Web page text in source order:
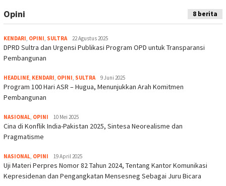
Opini 8 berita
KENDARI, OPINI, SULTRA 22 Agustus 2025
DPRD Sultra dan Urgensi Publikasi Program OPD untuk Transparansi
Pembangunan
HEADLINE, KENDARI, OPINI, SULTRA 9 Juni 2025
Program 100 Hari ASR – Hugua, Menunjukkan Arah Komitmen
Pembangunan
NASIONAL, OPINI 10 Mei 2025
Cina di Konflik India-Pakistan 2025, Sintesa Neorealisme dan
Pragmatisme
NASIONAL, OPINI 19 April 2025
Uji Materi Perpres Nomor 82 Tahun 2024, Tentang Kantor Komunikasi
Kepresidenan dan Pengangkatan Mensesneg Sebagai Juru Bicara